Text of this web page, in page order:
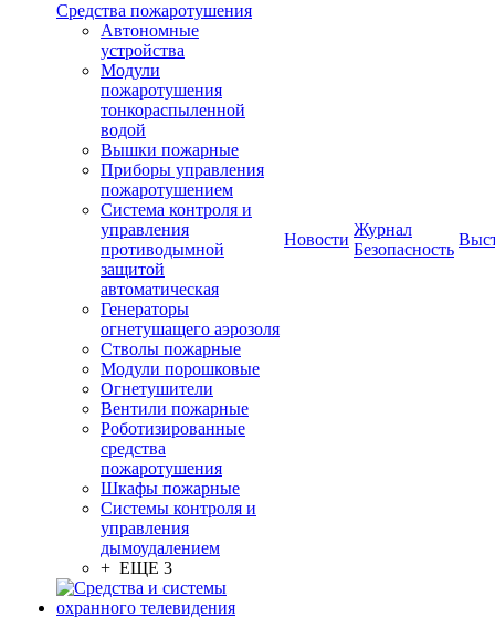
Средства пожаротушения
Автономные
устройства
Модули
пожаротушения
тонкораспыленной
водой
Вышки пожарные
Приборы управления
пожаротушением
Система контроля и
управления
противодымной
защитой
автоматическая
Генераторы
огнетушащего аэрозоля
Стволы пожарные
Модули порошковые
Огнетушители
Вентили пожарные
Роботизированные
средства
пожаротушения
Шкафы пожарные
Системы контроля и
управления
дымоудалением
+ ЕЩЕ 3
Новости
Журнал
Безопасность